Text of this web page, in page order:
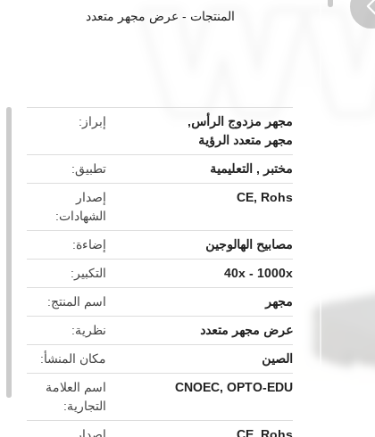
المنتجات - عرض مجهر متعدد
إبراز مجهر مزدوج الرأس,
مجهر متعدد الرؤية
تطبيق
مختبر , التعليمية
إصدار
الشهادات
CE, Rohs
إضاءة
مصابيح الهالوجين
التكبير
40x - 1000x
اسم المنتج
مجهر
نظرية
عرض مجهر متعدد
مكان المنشأ
الصين
اسم العلامة
التجارية
CNOEC, OPTO-EDU